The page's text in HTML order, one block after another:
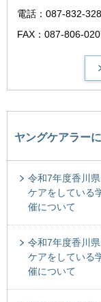
電話：087-832-
FAX：087-806-
ヤングケアラー
令和7年度香川
ケアをしている
催について
令和7年度香川
ケアをしている
催について